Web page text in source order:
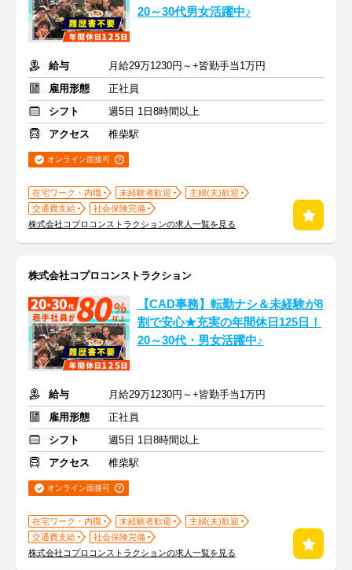
20～30代男女活躍中♪
給与
月給29万1230円～+皆勤手当1万円
雇用形態
正社員
シフト
週5日 1日8時間以上
アクセス
椎柴駅
オンライン面接可
在宅ワーク・内職 未経験者歓迎
主婦(夫)歓迎
交通費支給
社会保険完備
株式会社コプロコンストラクションの求人一覧を見る
株式会社コプロコンストラクション
【CAD事務】転勤ナシ＆未経験が8
割で安心★充実の年間休日125日！
20～30代・男女活躍中♪
給与
月給29万1230円～+皆勤手当1万円
雇用形態
正社員
シフト
週5日 1日8時間以上
アクセス
椎柴駅
オンライン面接可
在宅ワーク・内職 未経験者歓迎
主婦(夫)歓迎
交通費支給
社会保険完備
株式会社コプロコンストラクションの求人一覧を見る